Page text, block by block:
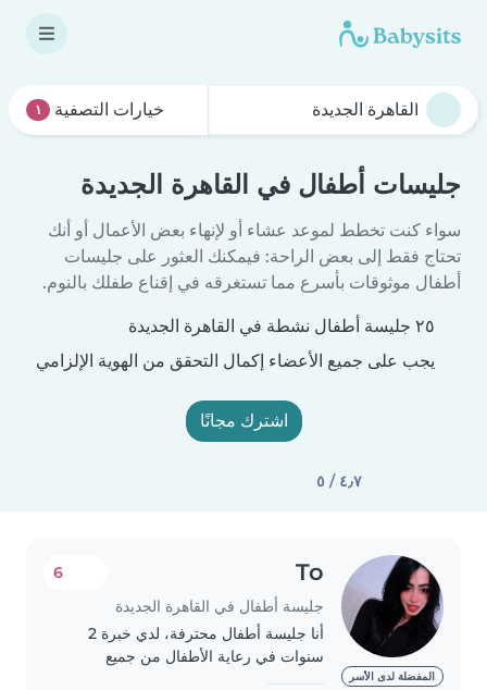
خيارات التصفية ١
جليسات أطفال في القاهرة الجديدة
سواء كنت تخطط لموعد عشاء أو لإنهاء بعض الأعمال أو أنك
تحتاج فقط إلى بعض الراحة: فيمكنك العثور على جليسات
أطفال موثوقات بأسرع مما تستغرقه في إقناع طفلك بالنوم.
٢٥ جليسة أطفال نشطة في القاهرة الجديدة
يجب على جميع الأعضاء إكمال التحقق من الهوية الإلزامي
اشترك مجانًا
٤٫٧ / ٥
المفضلة لدى الأسر
To
جليسة أطفال في القاهرة الجديدة
6
أنا جليسة أطفال محترفة، لدي خبرة 2
سنوات في رعاية الأطفال من جميع